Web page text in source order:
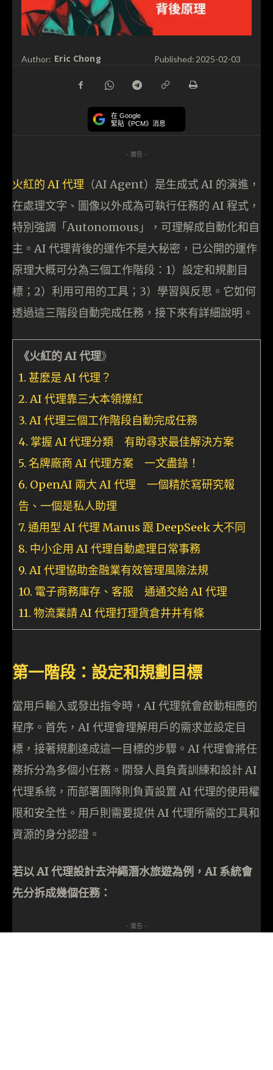
Author: Eric Chong Published: 2025-02-03
在 Google
緊貼《PCM》消息
- 廣告 -
火紅的 AI 代理 （AI Agent）是生成式 AI 的演進，
在處理文字、圖像以外成為可執行任務的 AI 程式，
特別強調「Autonomous」，可理解成自動化和自
主。AI 代理背後的運作不是大秘密，已公開的運作
原理大概可分為三個工作階段：1）設定和規劃目
標；2）利用可用的工具；3）學習與反思。它如何
透過這三階段自動完成任務，接下來有詳細說明。
《火紅的 AI 代理》
1. 甚麼是 AI 代理？
2. AI 代理靠三大本領爆紅
3. AI 代理三個工作階段自動完成任務
4. 掌握 AI 代理分類 有助尋求最佳解決方案
5. 名牌廠商 AI 代理方案 一文盡錄！
6. OpenAI 兩大 AI 代理 一個精於寫研究報
告、一個是私人助理
7. 通用型 AI 代理 Manus 跟 DeepSeek 大不同
8. 中小企用 AI 代理自動處理日常事務
9. AI 代理協助金融業有效管理風險法規
10. 電子商務庫存、客服 通通交給 AI 代理
11. 物流業請 AI 代理打理貨倉井井有條
第一階段：設定和規劃目標
當用戶輸入或發出指令時，AI 代理就會啟動相應的
程序。首先，AI 代理會理解用戶的需求並設定目
標，接著規劃達成這一目標的步驟。AI 代理會將任
務拆分為多個小任務。開發人員負責訓練和設計 AI
代理系統，而部署團隊則負責設置 AI 代理的使用權
限和安全性。用戶則需要提供 AI 代理所需的工具和
資源的身分認證。
若以 AI 代理設計去沖繩潛水旅遊為例，AI 系統會
先分拆成幾個任務：
- 廣告 -